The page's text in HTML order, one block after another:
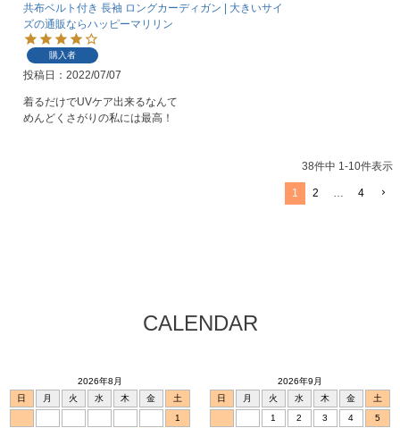
共布ベルト付き 長袖 ロングカーディガン | 大きいサイ
ズの通販ならハッピーマリリン
購入者
投稿日 2022/07/07
着るだけでUVケア出来るなんて
めんどくさがりの私には最高！
38件中 1-10件表示
1 2 … 4
CALENDAR
2026年8月
日
月 火 水 木 金
土
1
2026年9月
日
月 火 水 木 金
土
1
2 3 4
5